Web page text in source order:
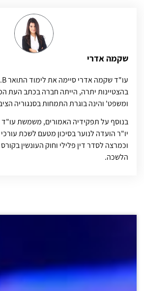
שקמה אדרי
בהצטיינות יתרה, הייתה חברה בכתב העת
ומשפט' והינה בוגרת התמחות בסנגוריה
בנוסף על תפקידיה האמורים, משמשת
יו"ר הועדה לנוער בסיכון מטעם לשכת
וכמרצה לסדר דין פלילי וחוק העונשין
הלשכה.